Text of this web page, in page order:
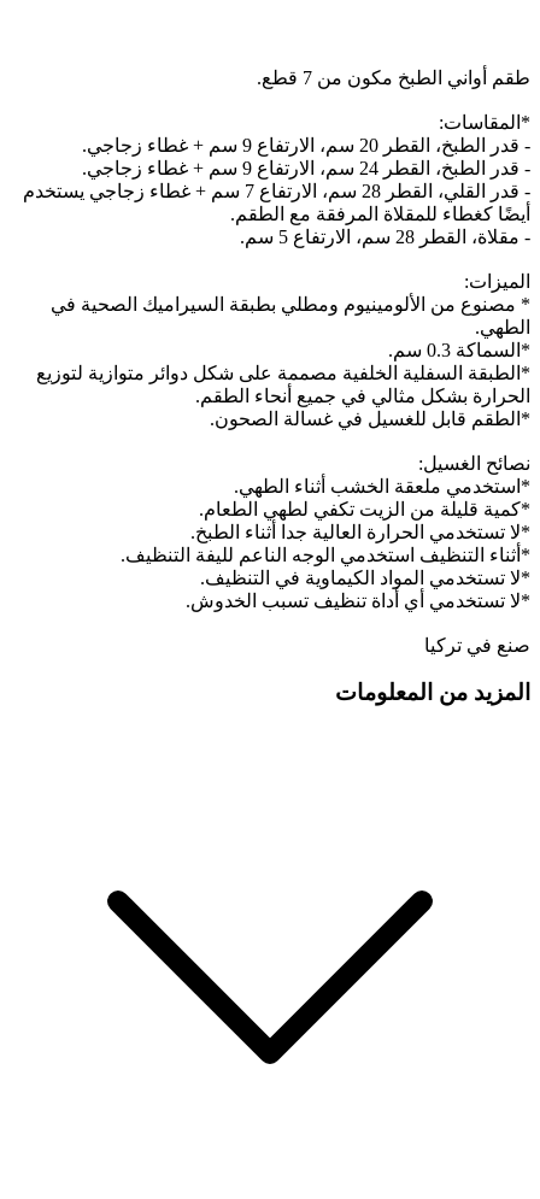
طقم أواني الطبخ مكون من 7 قطع.
*المقاسات:
- قدر الطبخ، القطر 20 سم، الارتفاع 9 سم + غطاء زجاجي.
- قدر الطبخ، القطر 24 سم، الارتفاع 9 سم + غطاء زجاجي.
- قدر القلي، القطر 28 سم، الارتفاع 7 سم + غطاء زجاجي يستخدم
أيضًا كغطاء للمقلاة المرفقة مع الطقم.
- مقلاة، القطر 28 سم، الارتفاع 5 سم.
الميزات:
* مصنوع من الألومينيوم ومطلي بطبقة السيراميك الصحية في
الطهي.
*السماكة 0.3 سم.
*الطبقة السفلية الخلفية مصممة على شكل دوائر متوازية لتوزيع
الحرارة بشكل مثالي في جميع أنحاء الطقم.
*الطقم قابل للغسيل في غسالة الصحون.
نصائح الغسيل:
*استخدمي ملعقة الخشب أثناء الطهي.
*كمية قليلة من الزيت تكفي لطهي الطعام.
*لا تستخدمي الحرارة العالية جدا أثناء الطبخ.
*أثناء التنظيف استخدمي الوجه الناعم لليفة التنظيف.
*لا تستخدمي المواد الكيماوية في التنظيف.
*لا تستخدمي أي أداة تنظيف تسبب الخدوش.
صنع في تركيا
المزيد من المعلومات